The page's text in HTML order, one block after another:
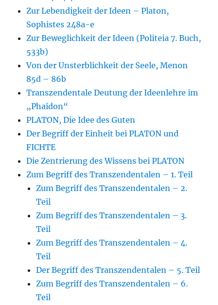
Zur Lebendigkeit der Ideen – Platon,
Sophistes 248a-e
Zur Beweglichkeit der Ideen (Politeia 7. Buch,
533b)
Von der Unsterblichkeit der Seele, Menon
85d – 86b
Transzendentale Deutung der Ideenlehre im
„Phaidon“
PLATON, Die Idee des Guten
Der Begriff der Einheit bei PLATON und
FICHTE
Die Zentrierung des Wissens bei PLATON
Zum Begriff des Transzendentalen – 1. Teil
Zum Begriff des Transzendentalen – 2.
Teil
Zum Begriff des Transzendentalen – 3.
Teil
Zum Begriff des Transzendentalen – 4.
Teil
Der Begriff des Transzendentalen – 5. Teil
Zum Begriff des Transzendentalen – 6.
Teil